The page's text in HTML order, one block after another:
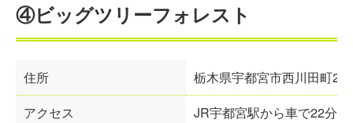
④ビッグツリーフォレスト
住所 栃木県宇都宮市西川田町
アクセス
JR宇都宮駅から車で22分